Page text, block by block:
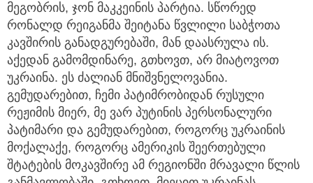
მეგობრის, ჯონ მაკკეინის პარტია. სწორედ
რონალდ რეიგანმა შეიტანა წვლილი საბჭოთა
კავშირის განადგურებაში, მან დაასრულა ის.
აქედან გამომდინარე, გთხოვთ, არ მიატოვოთ
უკრაინა. ეს ძალიან მნიშვნელოვანია.
გემუდარებით, ჩემი პატიმრობიდან რუსული
რეჟიმის მიერ, მე ვარ პუტინის პერსონალური
პატიმარი და გემუდარებით, როგორც უკრაინის
მოქალაქე, როგორც ამერიკის შეერთებული
შტატების მოკავშირე ამ რეგიონში მრავალი წლის